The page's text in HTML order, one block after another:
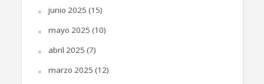
junio 2025 (15)
mayo 2025 (10)
abril 2025 (7)
marzo 2025 (12)